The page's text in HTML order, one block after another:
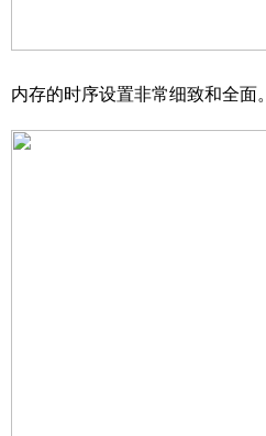
内存的时序设置非常细致和全面。